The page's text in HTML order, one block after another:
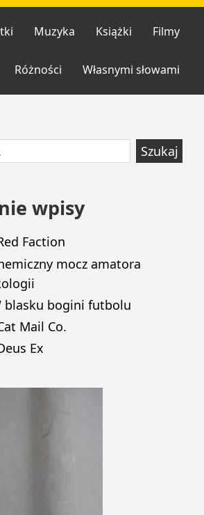
Muzyka Książki Filmy
Różności Własnymi słowami
wpisy
Faction
mocz amatora
blasku bogini futbolu
Mail Co.
Ex